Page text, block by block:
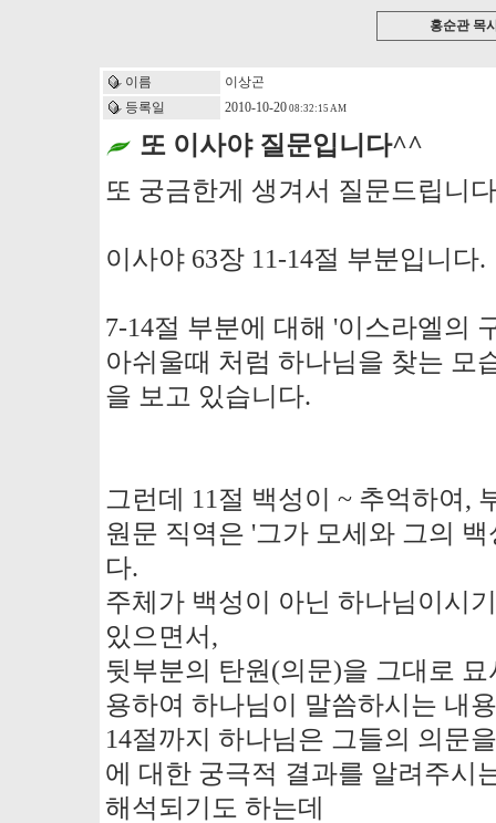
홍순관 목
이름
이상곤
등록일
2010-10-20 08:32:15 AM
또 이사야 질문입니다^^
또 궁금한게 생겨서 질문드립니다
이사야 63장 11-14절 부분입니다.
7-14절 부분에 대해 '이스라엘의
아쉬울때 처럼 하나님을 찾는 모
을 보고 있습니다.
그런데 11절 백성이 ~ 추억하여,
원문 직역은 '그가 모세와 그의
다.
주체가 백성이 아닌 하나님이시
있으면서,
뒷부분의 탄원(의문)을 그대로
용하여 하나님이 말씀하시는 내
14절까지 하나님은 그들의 의문
에 대한 궁극적 결과를 알려주시
해석되기도 하는데